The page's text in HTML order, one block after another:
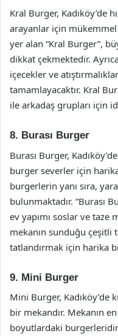
Kral Burger, Kadıköy’de
arayanlar için
yer alan “Kral Burger”,
dikkat çekmektedir.
içecekler ve
tamamlayacaktır. Kral
ile arkadaş grupları için
8. Burası Burger
Burası Burger,
burger severler için
burgerlerin yanı sıra,
bulunmaktadır. “Burası
ev yapımı soslar ve taze
mekanın sunduğu çeşitli
tatlandırmak için harika
9. Mini Burger
Mini Burger, Kadıköy’de
bir mekandır. Mekanın
boyutlardaki